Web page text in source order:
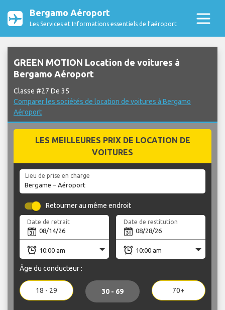
Bergamo Aéroport
Les Services et Informations essentiels de l’aéroport
GREEN MOTION Location de voitures à
Bergamo Aéroport
Classe #27 De 35
Comparer les sociétés de location de voitures à Bergamo
Aéroport
LES MEILLEURES PRIX DE LOCATION DE
VOITURES
Lieu de prise en charge
Retourner au même endroit
Date de retrait Date de restitution
Âge du conducteur :
18 - 29 30 - 69 70+